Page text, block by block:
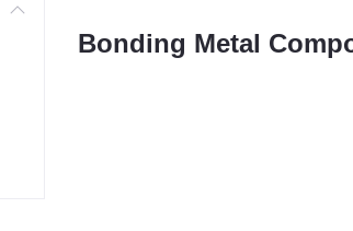
Bonding Metal